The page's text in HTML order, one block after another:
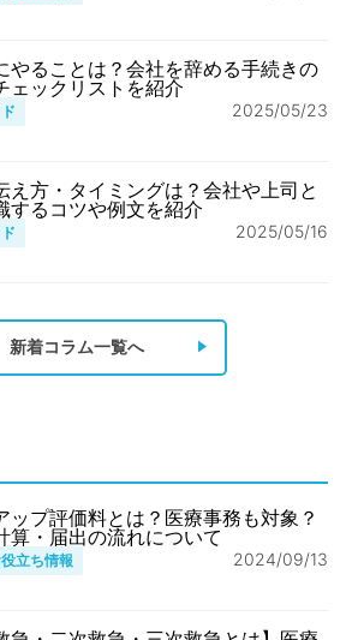
やることは？会社を辞める手続きの
ェックリストを紹介
2025/05/23
え方・タイミングは？会社や上司と
するコツや例文を紹介
2025/05/16
新着コラム一覧へ
ップ評価料とは？医療事務も対象？
算・届出の流れについて
立ち情報 2024/09/13